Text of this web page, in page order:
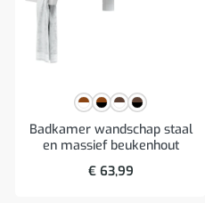
Badkamer wandschap staal
en massief beukenhout
€63,99